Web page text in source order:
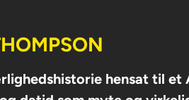
hensat til et